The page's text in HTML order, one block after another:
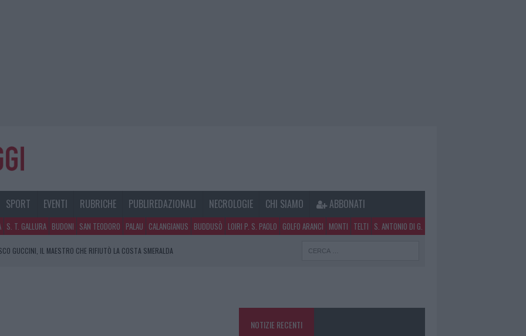
SPORT EVENTI RUBRICHE PUBLIREDAZIONALI NECROLOGIE CHI SIAMO ABBONATI
S. T. GALLURA BUDONI SAN TEODORO PALAU CALANGIANUS BUDDUSÒ LOIRI P. S. PAOLO GOLFO ARANCI MONTI TELTI S. ANTONIO DI G.
GUCCINI, IL MAESTRO CHE RIFIUTÒ LA COSTA SMERALDA
ALLA ZUPPA GALLURESE: GLI APPUNTAMENTI DA NON PERDERE
NOTIZIE RECENTI